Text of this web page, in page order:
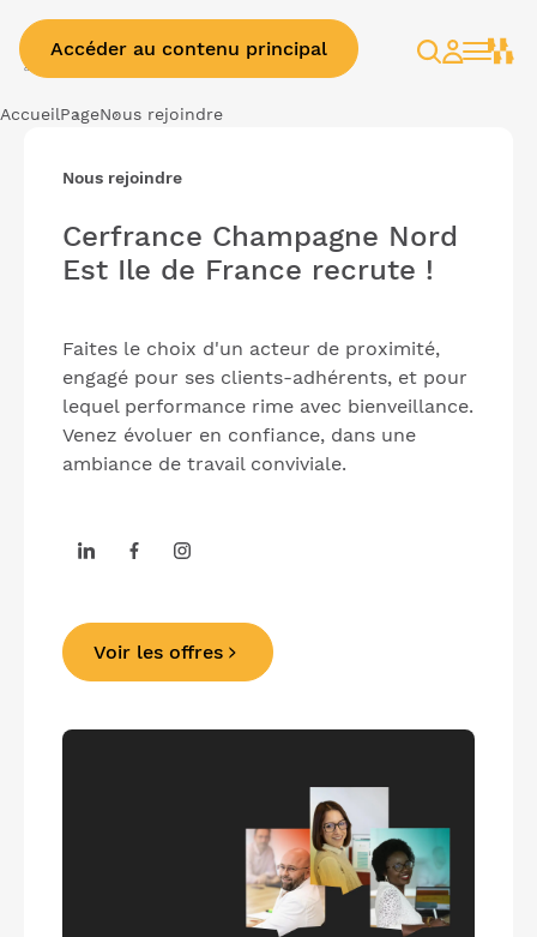
Accéder au contenu principal
Rechercher
Espace
AccueilPageNous rejoindre
Nous rejoindre
Cerfrance Champagne Nord
Est Ile de France recrute !
Faites le choix d'un acteur de proximité,
engagé pour ses clients-adhérents, et pour
lequel performance rime avec bienveillance.
Venez évoluer en confiance, dans une
ambiance de travail conviviale.
Voir les offres